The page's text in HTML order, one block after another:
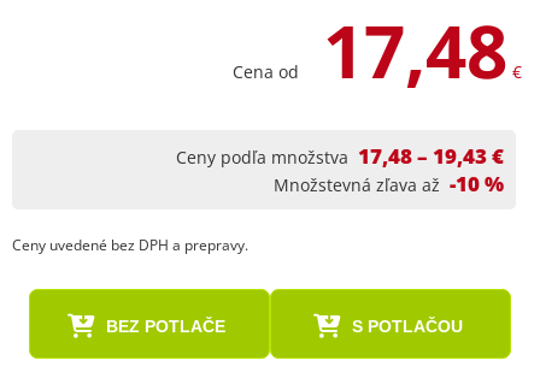
Cena od 17,48 €
Ceny podľa množstva 17,48 – 19,43 €
Množstevná zľava až -10 %
Ceny uvedené bez DPH a prepravy.
BEZ POTLAČE S POTLAČOU